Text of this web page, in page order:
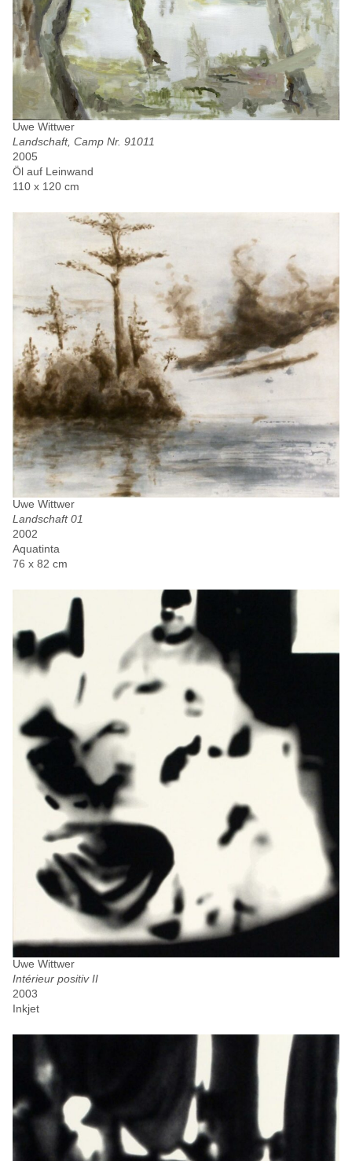
Uwe Wittwer
Landschaft, Camp Nr. 91011
2005
Öl auf Leinwand
110 x 120 cm
Uwe Wittwer
Landschaft 01
2002
Aquatinta
76 x 82 cm
Uwe Wittwer
Intérieur positiv II
2003
Inkjet